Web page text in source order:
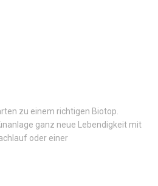
zu einem richtigen Biotop.
ganz neue Lebendigkeit mit
oder einer